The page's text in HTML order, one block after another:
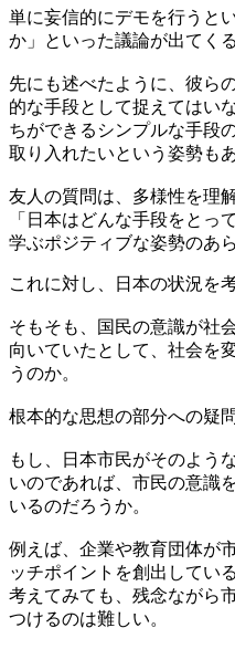
単に妄信的にデモを行うと
か」といった議論が出てく
先にも述べたように、彼ら
的な手段として捉えてはい
ちができるシンプルな手段
取り入れたいという姿勢もあ
友人の質問は、多様性を理
「日本はどんな手段をとっ
学ぶポジティブな姿勢のあ
これに対し、日本の状況を
そもそも、国民の意識が社
向いていたとして、社会を
うのか。
根本的な思想の部分への疑
もし、日本市民がそのよう
いのであれば、市民の意識
いるのだろうか。
例えば、企業や教育団体が
ッチポイントを創出している
考えてみても、残念ながら
つけるのは難しい。